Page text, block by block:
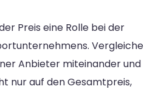
Preis eine Rolle bei der
Vergleiche
Anbieter miteinander und
nur auf den Gesamtpreis,